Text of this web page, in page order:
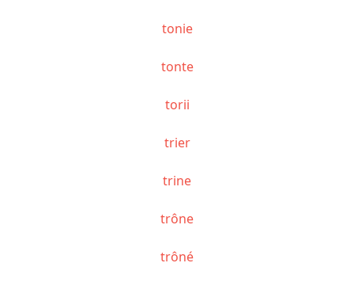
tonie
tonte
torii
trier
trine
trône
trôné